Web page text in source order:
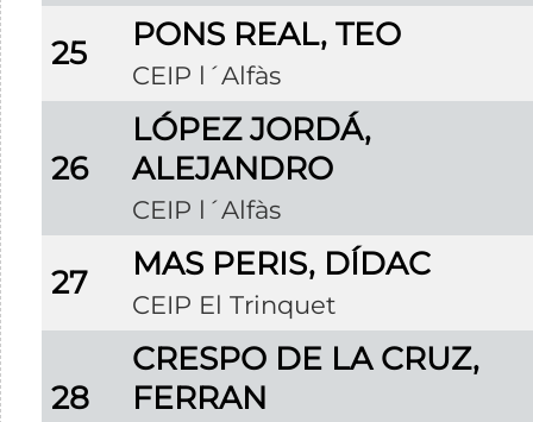
25 PONS REAL, TEO
CEIP l´Alfàs
26
LÓPEZ JORDÁ,
ALEJANDRO
CEIP l´Alfàs
27 MAS PERIS, DÍDAC
CEIP El Trinquet
28
CRESPO DE LA CRUZ,
FERRAN